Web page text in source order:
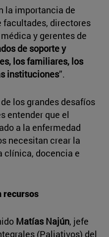
la importancia de
facultades, directores
y gerentes de
de soporte y
los familiares, los
instituciones”.
los grandes desafíos
entender que el
a la enfermedad
necesitan crear la
clínica, docencia e
recursos
Matías Najún, jefe
(Paliativos) del